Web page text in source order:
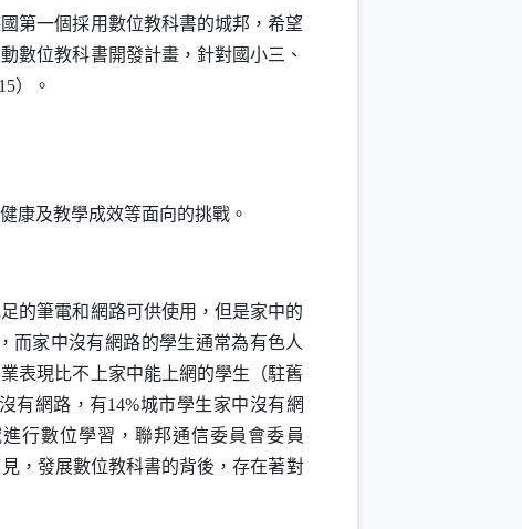
一個採用數位教科書的城邦，希望
數位教科書開發計畫，針對國小三、
）。
康及教學成效等面向的挑戰。
的筆電和網路可供使用，但是家中的
而家中沒有網路的學生通常為有色人
表現比不上家中能上網的學生（駐舊
有網路，有14%城市學生家中沒有網
行數位學習，聯邦通信委員會委員
，發展數位教科書的背後，存在著對